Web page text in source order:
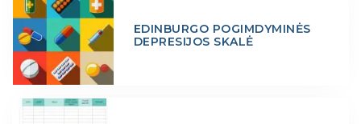
EDINBURGO POGIMDYMINĖS
DEPRESIJOS SKALĖ